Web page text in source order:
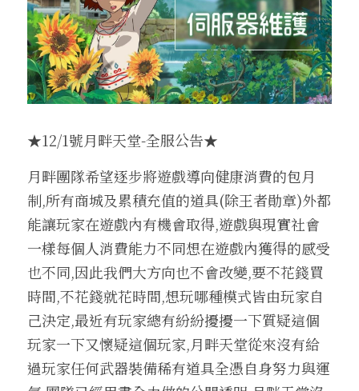
特殊狀態城主天上金
換匯喵喵系統
法師召喚介紹
寵物介紹
寵物裝備介紹
武防飾品祝福化能力介紹
武防過安定能力加成介紹
傲慢的加護石介紹
武器屬性強化卷軸介紹
推廣大使勛章介紹
特權勛章介紹
變身卡收藏加成
魔法娃娃合成
魔法娃娃收藏加成
紋樣系統介紹
伊娃紋樣
沙哈紋樣
帕格里奧紋樣
馬普勒紋樣
格蘭肯紋樣
收藏獎勵介紹
地圖狩獵證明收藏
武器防具收藏介紹
四龍祭司娃娃系統
四龍祭司娃娃介紹
四龍祭司娃娃洗鍊介紹
料理以及特殊道具介紹
材料與道具
料理介紹
好運潘朵拉禮盒介紹
內衣
盔甲
盾牌
斗篷
古代臂甲
戒指
腰帶
大地女神的祝福
一般耳環
功能戒指(第四戒)
騎士符文
王子符文
妖精符文
法師符文
黑暗妖精符文
自動狩獵介紹
飄忽不定的旅人
2025中秋節活動盛典
2025聖誕喜樂活動盛典
月畔遊戲規章
外掛查緝細節
違反規章懲罰名單
轉職服務
等值交換服務
繁體中文
繁體中文
24H自動贊助
★12/1號月畔天堂-全服公告★
月畔團隊希望逐步將遊戲導向健康消費的包月
制,所有商城及累積充值的道具(除王者勛章)外都
能讓玩家在遊戲內有機會取得,遊戲與現實社會
一樣每個人消費能力不同想在遊戲內獲得的感受
也不同,因此我們大方向也不會改變,要不花錢買
時間,不花錢就花時間,想玩哪種模式皆由玩家自
己決定,最近有玩家總有紛紛擾擾一下質疑這個
玩家一下又懷疑這個玩家,月畔天堂從來沒有給
過玩家任何武器裝備稀有道具全憑自身努力與運